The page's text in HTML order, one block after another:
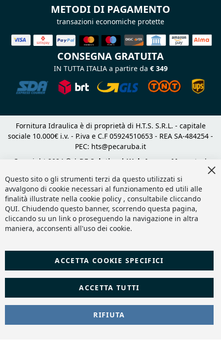
METODI DI PAGAMENTO
transazioni economiche protette
CONSEGNA GRATUITA
IN TUTTA ITALIA a partire da € 349
Fornitura Idraulica è di proprietà di H.T.S. S.R.L. - capitale
sociale 10.000€ i.v. - P.iva e C.F 05924510653 - REA SA-484254 -
PEC: hts@pecaruba.it
Copyright 2024 © | DF Solution | Web Agency Magento
|
Questo sito o gli strumenti terzi da questo utilizzati si
avvalgono di cookie necessari al funzionamento ed utili alle
finalità illustrate nella cookie policy , consultabile cliccando
QUI. Chiudendo questo banner, scorrendo questa pagina,
cliccando su un link o proseguendo la navigazione in altra
maniera, acconsenti all'uso dei cookie.
ACCETTA TUTTI
ACCETTA COOKIE SPECIFICI
RIFIUTA